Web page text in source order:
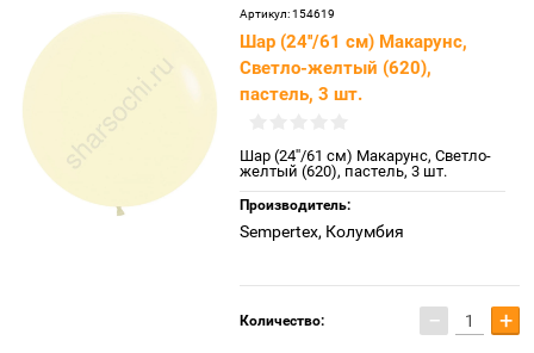
Артикул:154619
Шар (24''/61 см) Макарунс,
Светло-желтый (620),
пастель, 3 шт.
Шар (24''/61 см) Макарунс, Светло-
желтый (620), пастель, 3 шт.
Производитель:
Sempertex, Колумбия
Количество: − +